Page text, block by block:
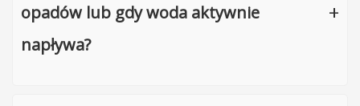
opadów lub gdy woda aktywnie
napływa?